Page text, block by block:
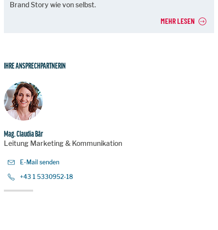
Brand Story wie von selbst.
MEHR LESEN
IHRE ANSPRECHPARTNERIN
Mag. Claudia Bär
Leitung Marketing & Kommunikation
E-Mail senden
+43 1 5330952-18